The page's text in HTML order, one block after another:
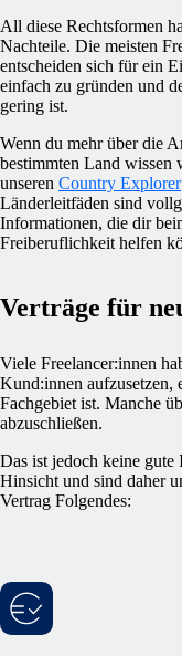
All diese Rechtsformen
Nachteile. Die meisten
entscheiden sich für ein
einfach zu gründen und
gering ist.
Wenn du mehr über die
bestimmten Land
unseren Country Explorer
Länderleitfäden sind
Informationen, die dir
Freiberuflichkeit helfen
Verträge für
Viele Freelancer:innen
Kund:innen aufzusetzen,
Fachgebiet ist. Manche
abzuschließen.
Das ist jedoch keine gute
Hinsicht und sind daher
Vertrag Folgendes: